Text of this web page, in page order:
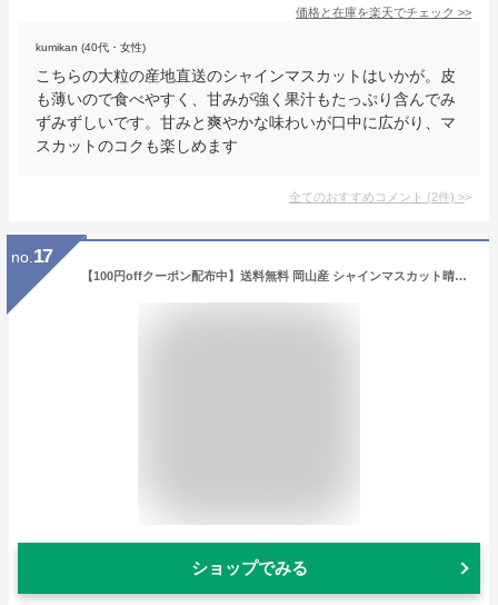
価格と在庫を楽天でチェック >>
kumikan (40代・女性)
こちらの大粒の産地直送のシャインマスカットはいかが。皮
も薄いので食べやすく、甘みが強く果汁もたっぷり含んでみ
ずみずしいです。甘みと爽やかな味わいが口中に広がり、マ
スカットのコクも楽しめます
全てのおすすめコメント (2件) >
no. 17
【100円offクーポン配布中】送料無料 岡山産 シャインマスカット晴王 2キロ 訳あり 3-4,5房 ぶどう ギフト お供え プレゼント 贈り物 お土産 シャインマスカット晴王 家庭用
ショップでみる